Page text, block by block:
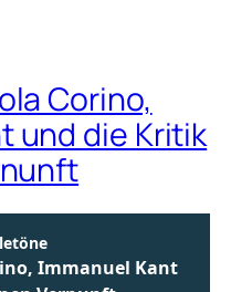
Corino,
und die Kritik